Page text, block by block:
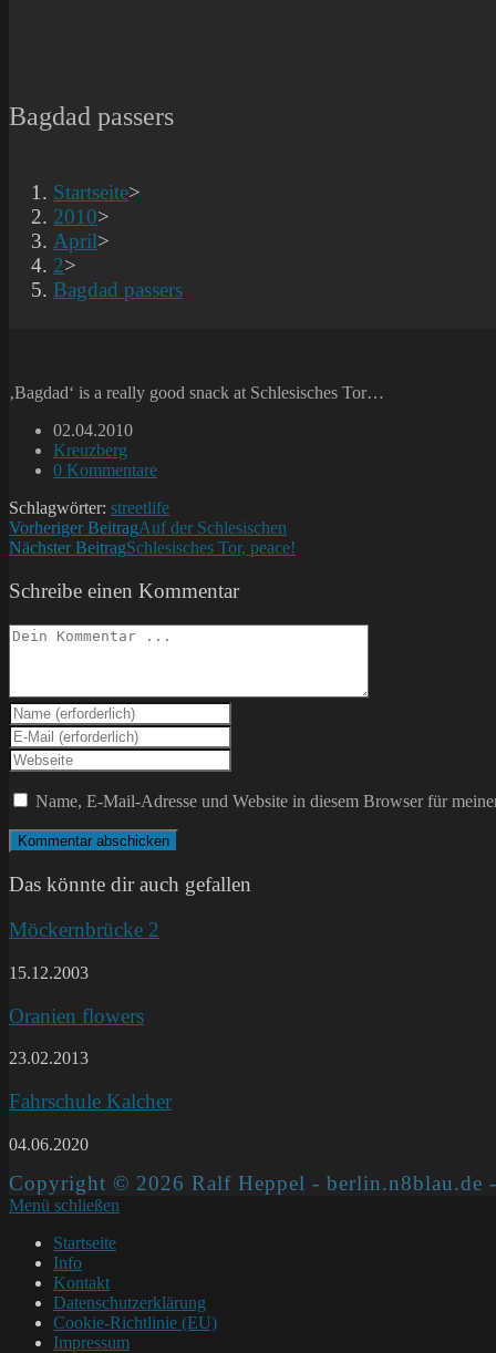
Bagdad passers
Startseite>
2010>
April>
2>
Bagdad passers
‚Bagdad‘ is a really good snack at Schlesisches Tor…
Beitrag
veröffentlicht:
02.04.2010
Beitrags-
Kategorie:
Kreuzberg
Beitrags-
0 Kommentare
Schlagwörter: streetlife
Weitere
Artikel
ansehen
Vorheriger BeitragAuf der Schlesischen
Nächster BeitragSchlesisches Tor, peace!
Schreibe einen Kommentar
Kommentieren
Gib
deinen
Namen
oder
Benutzernamen
zum
Kommentieren
ein
Gib
deine
E-
Mail-
Adresse
zum
Kommentieren
ein
Gib
deine
Website-
ein
(optional)
Name, E-Mail-Adresse und Website in diesem Browser für
Das könnte dir auch gefallen
Möckernbrücke 2
15.12.2003
Oranien flowers
23.02.2013
Fahrschule Kalcher
04.06.2020
Copyright © 2026 Ralf Heppel - berlin.n8blau.de
Menü schließen
Startseite
Info
Kontakt
Datenschutzerklärung
Cookie-Richtlinie (EU)
Impressum